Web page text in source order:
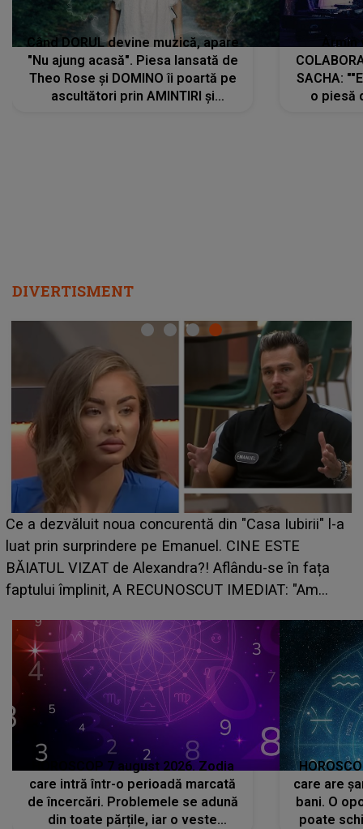
Când DORUL devine muzică, apare
"Nu ajung acasă". Piesa lansată de
Theo Rose și DOMINO îi poartă pe
ascultători prin AMINTIRI și
SACHA:
o piesă
DIVERTISMENT
din "Casa Iubirii" l-a
CINE ESTE
Aflându-se în fața
IMEDIAT: "Am
HOROSCOP de weekend, 8-9
care riscă să rămână fără
grabă îi aduce pierderi
planurile peste cap
HOROSCOP 7 august 2026. Zodia
care intră într-o perioadă marcată
de încercări. Problemele se adună
din toate părțile, iar o veste
care are
bani. O
poate